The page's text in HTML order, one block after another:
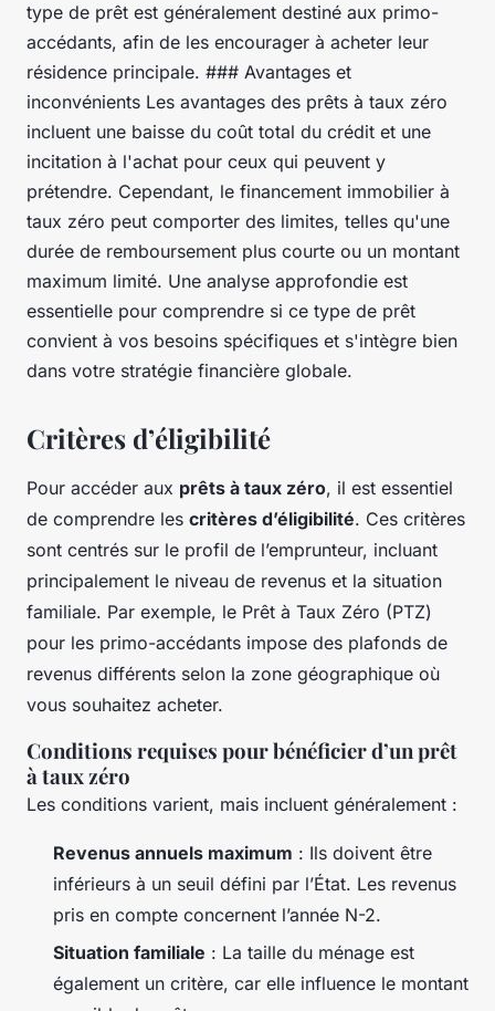
type de prêt est généralement destiné aux primo-
accédants, afin de les encourager à acheter leur
résidence principale. ### Avantages et
inconvénients Les avantages des prêts à taux zéro
incluent une baisse du coût total du crédit et une
incitation à l'achat pour ceux qui peuvent y
prétendre. Cependant, le financement immobilier à
taux zéro peut comporter des limites, telles qu'une
durée de remboursement plus courte ou un montant
maximum limité. Une analyse approfondie est
essentielle pour comprendre si ce type de prêt
convient à vos besoins spécifiques et s'intègre bien
dans votre stratégie financière globale.
Critères d’éligibilité
Pour accéder aux prêts à taux zéro, il est essentiel
de comprendre les critères d’éligibilité. Ces critères
sont centrés sur le profil de l’emprunteur, incluant
principalement le niveau de revenus et la situation
familiale. Par exemple, le Prêt à Taux Zéro (PTZ)
pour les primo-accédants impose des plafonds de
revenus différents selon la zone géographique où
vous souhaitez acheter.
Conditions requises pour bénéficier d’un prêt
à taux zéro
Les conditions varient, mais incluent généralement :
Revenus annuels maximum : Ils doivent être
inférieurs à un seuil défini par l’État. Les revenus
pris en compte concernent l’année N-2.
Situation familiale : La taille du ménage est
également un critère, car elle influence le montant